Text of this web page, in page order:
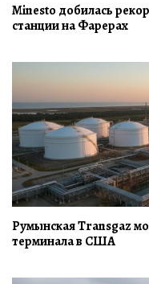
Minesto добилась
станции на Фарерах
Румынская Transgaz
терминала в США